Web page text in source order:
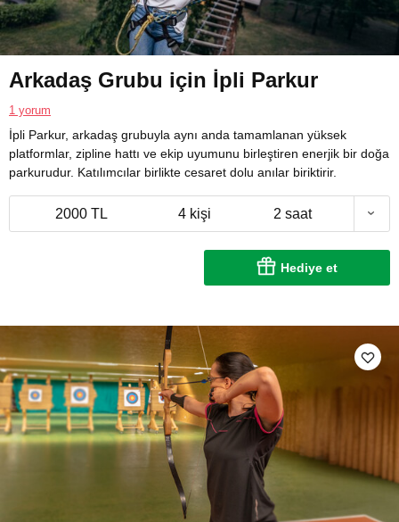
Arkadaş Grubu için İpli Parkur
1 yorum
İpli Parkur, arkadaş grubuyla aynı anda tamamlanan yüksek
platformlar, zipline hattı ve ekip uyumunu birleştiren enerjik bir doğa
parkurudur. Katılımcılar birlikte cesaret dolu anılar biriktirir.
2000 TL 4 kişi 2 saat
Hediye et